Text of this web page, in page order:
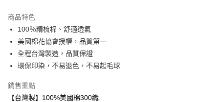
Apple Pay
悠遊付
Google Pay
AFTEE先享後付
相關說明
商品特色
100％精梳棉、舒適透氣
美國棉花協會授權，品質第一
全程台灣製造，品質保證
環保印染，不易退色，不易起毛球
銷售重點
【台灣製】100%美國棉300織